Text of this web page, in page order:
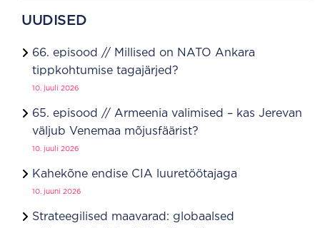
UUDISED
66. episood // Millised on NATO Ankara
tippkohtumise tagajärjed?
10. juuli 2026
65. episood // Armeenia valimised – kas Jerevan
väljub Venemaa mõjusfäärist?
10. juuli 2026
Kahekõne endise CIA luuretöötajaga
10. juuni 2026
Strateegilised maavarad: globaalsed